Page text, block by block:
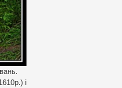
і